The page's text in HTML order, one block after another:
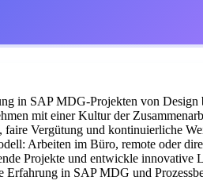
in SAP MDG-Projekten von Design
mit einer Kultur der
faire Vergütung und kontinuierliche
Arbeiten im Büro, remote oder
Projekte und entwickle innovative
Erfahrung in SAP MDG und